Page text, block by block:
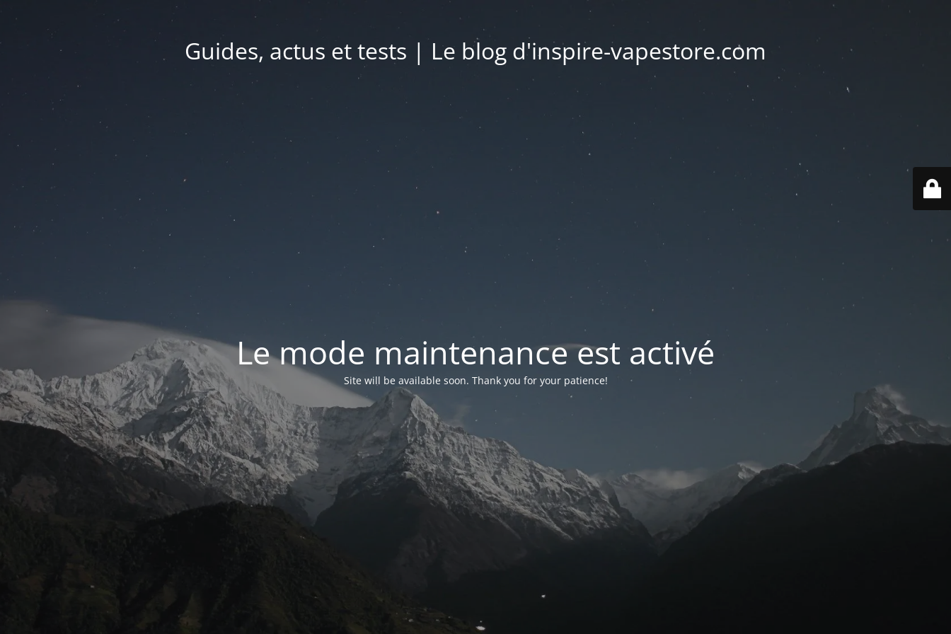
Guides, actus et tests | Le blog d'inspire-vapestore.com
Le mode maintenance est activé
Site will be available soon. Thank you for your patience!